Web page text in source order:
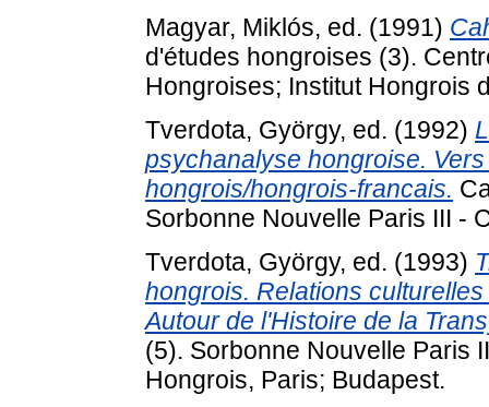
Magyar, Miklós, ed. (1991)
d'études hongroises (3).
Hongroises; Institut Hongrois
Tverdota, György, ed. (1992)
psychanalyse hongroise.
hongrois/hongrois-francais.
Sorbonne Nouvelle Paris III -
Tverdota, György, ed. (1993)
hongrois. Relations
Autour de l'Histoire de la
(5). Sorbonne Nouvelle Paris
Hongrois, Paris; Budapest.